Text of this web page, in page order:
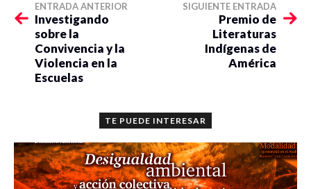
ENTRADA ANTERIOR
Investigando
sobre la
Convivencia y la
Violencia en la
Escuelas
SIGUIENTE ENTRADA
Premio de
Literaturas
Indígenas de
América
TE PUEDE INTERESAR